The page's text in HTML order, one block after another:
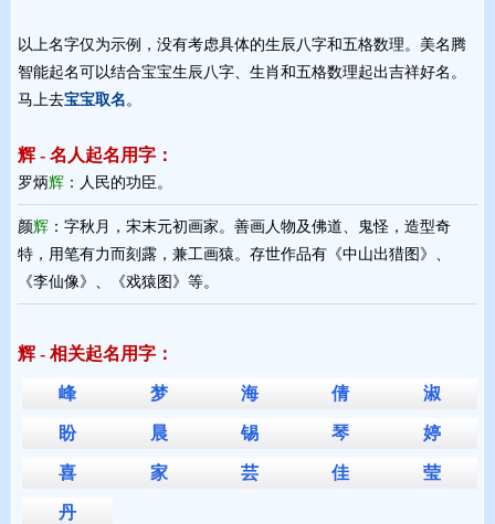
以上名字仅为示例，没有考虑具体的生辰八字和五格数理。美名腾
智能起名可以结合宝宝生辰八字、生肖和五格数理起出吉祥好名。
马上去宝宝取名。
辉 - 名人起名用字：
罗炳辉 ：人民的功臣。
颜辉 ：字秋月，宋末元初画家。善画人物及佛道、鬼怪，造型奇
特，用笔有力而刻露，兼工画猿。存世作品有《中山出猎图》、
《李仙像》、《戏猿图》等。
辉 - 相关起名用字：
峰 梦 海 倩 淑
盼 晨 锡 琴 婷
喜 家 芸 佳 莹
丹